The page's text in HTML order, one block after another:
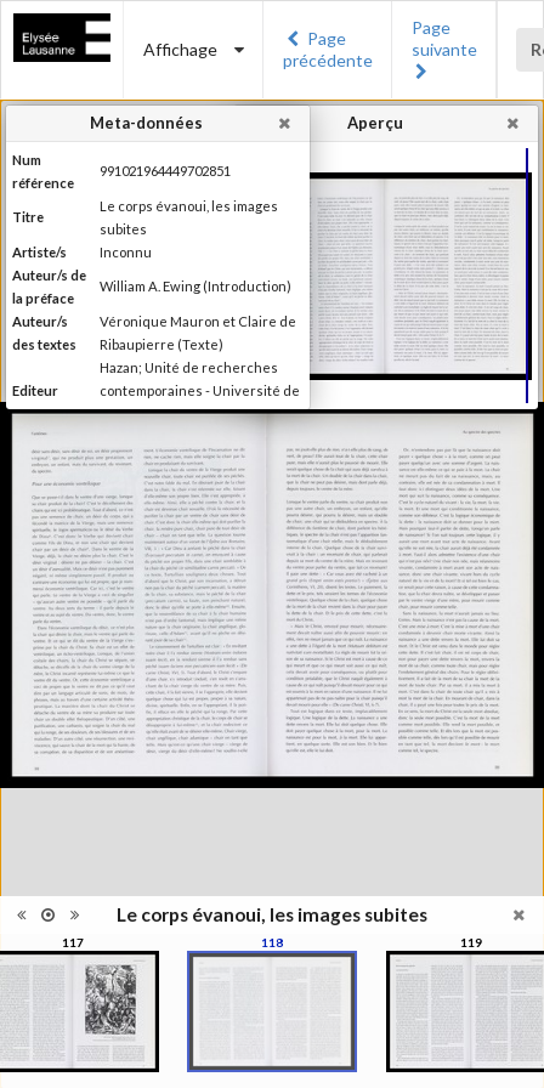
Affichage
Page
précédente
Page
suivante
Le corps évanoui, les images subites
117 118 119
Aperçu
Meta-données
Num
référence
991021964449702851
Titre
Le corps évanoui, les images
subites
Artiste/s
Inconnu
Auteur/s de
la préface
William A. Ewing (Introduction)
Auteur/s
des textes
Véronique Mauron et Claire de
Ribaupierre (Texte)
Editeur
Hazan; Unité de recherches
contemporaines - Université de
Lausanne; Musée de l'Elysée
Lieu
d'édition
Paris; Lausanne
Date
d'édition
1999
Information
édition
Publié à l'occasion de
l'exposition : "Le corps évanoui,
les images subites", Musée de
l'Elysée, Lausanne, 1999
Catégorie
Histoire et Géographie des
beaux-arts et arts décoratifs
Type de
reliure
Broché
Information
images
Couleur, Noir & Blanc
Nombre de
pages